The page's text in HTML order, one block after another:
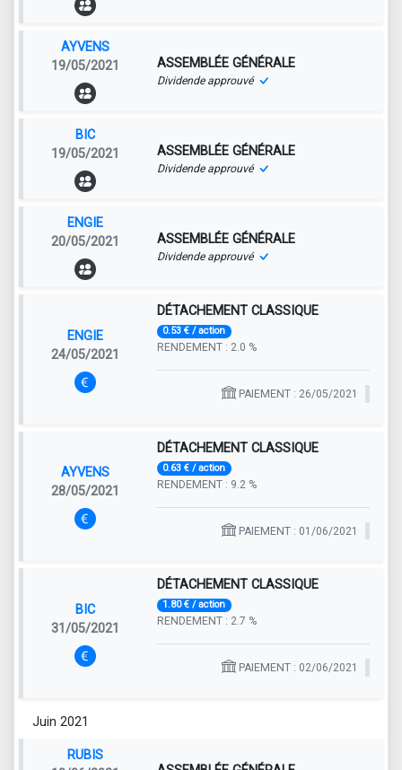
AYVENS
19/05/2021
ASSEMBLÉE GÉNÉRALE
Dividende approuvé
BIC
19/05/2021
ASSEMBLÉE GÉNÉRALE
Dividende approuvé
ENGIE
20/05/2021
ASSEMBLÉE GÉNÉRALE
Dividende approuvé
ENGIE
24/05/2021
DÉTACHEMENT CLASSIQUE
0.53 € / action
RENDEMENT : 2.0 %
PAIEMENT : 26/05/2021
AYVENS
28/05/2021
DÉTACHEMENT CLASSIQUE
0.63 € / action
RENDEMENT : 9.2 %
PAIEMENT : 01/06/2021
BIC
31/05/2021
DÉTACHEMENT CLASSIQUE
1.80 € / action
RENDEMENT : 2.7 %
PAIEMENT : 02/06/2021
Juin 2021
RUBIS